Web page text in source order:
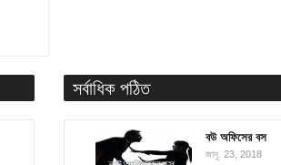
সর্বাধিক পঠিত
বউ অফিসের বস
জানু. 23, 2018